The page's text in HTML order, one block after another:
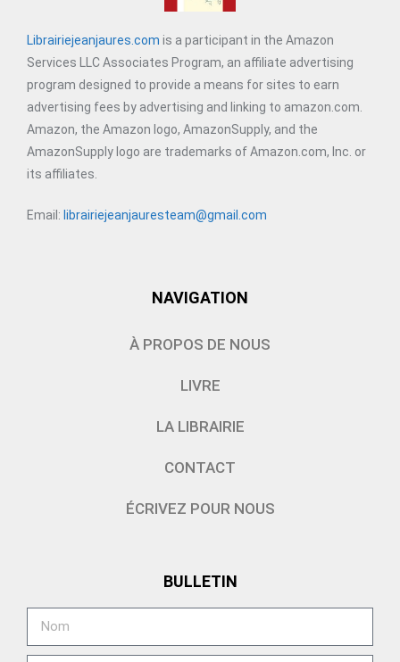
Librairiejeanjaures.com is a participant in the Amazon
Services LLC Associates Program, an affiliate advertising
program designed to provide a means for sites to earn
advertising fees by advertising and linking to amazon.com.
Amazon, the Amazon logo, AmazonSupply, and the
AmazonSupply logo are trademarks of Amazon.com, Inc. or
its affiliates.
Email: librairiejeanjauresteam@gmail.com
NAVIGATION
À PROPOS DE NOUS
LIVRE
LA LIBRAIRIE
CONTACT
ÉCRIVEZ POUR NOUS
BULLETIN